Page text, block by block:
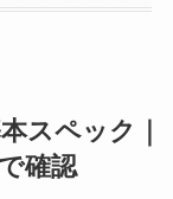
スペック｜
確認